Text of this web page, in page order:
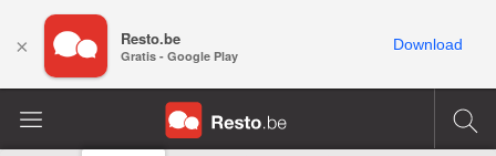
× Resto.be
Gratis - Google Play
Download